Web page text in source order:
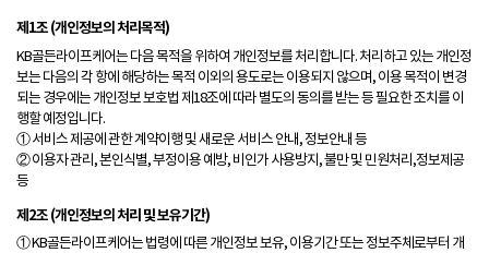
제1조 (개인정보의 처리목적)
KB골든라이프케어는 다음 목적을 위하여 개인정보를 처리합니다. 처리하고 있는 개인정
보는 다음의 각 항에 해당하는 목적 이외의 용도로는 이용되지 않으며, 이용 목적이 변경
되는 경우에는 개인정보 보호법 제18조에 따라 별도의 동의를 받는 등 필요한 조치를 이
행할 예정입니다.
① 서비스 제공에 관한 계약이행 및 새로운 서비스 안내, 정보안내 등
② 이용자 관리, 본인식별, 부정이용 예방, 비인가 사용방지, 불만 및 민원처리,정보제공
등
제2조 (개인정보의 처리 및 보유기간)
① KB골든라이프케어는 법령에 따른 개인정보 보유, 이용기간 또는 정보주체로부터 개